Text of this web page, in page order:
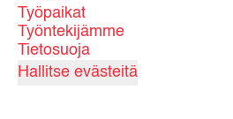
Työpaikat
Työntekijämme
Tietosuoja
Hallitse evästeitä